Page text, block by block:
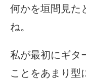
何かを垣間見た
ね。
私が最初にギタ
ことをあまり型